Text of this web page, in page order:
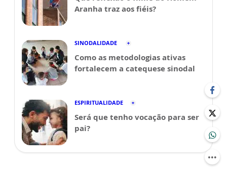
Aranha traz aos fiéis?
SINODALIDADE
Como as metodologias ativas
fortalecem a catequese sinodal
ESPIRITUALIDADE
Será que tenho vocação para ser
pai?